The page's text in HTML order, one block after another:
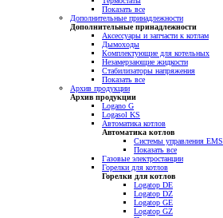
Показать все
Дополнительные принадлежности
Дополнительные принадлежности
Аксессуары и запчасти к котлам
Дымоходы
Комплектующие для котельных
Незамерзающие жидкости
Стабилизаторы напряжения
Показать все
Архив продукции
Архив продукции
Logano G
Logasol KS
Автоматика котлов
Автоматика котлов
Системы управления EMS
Показать все
Газовые электростанции
Горелки для котлов
Горелки для котлов
Logatop DE
Logatop DZ
Logatop GE
Logatop GZ